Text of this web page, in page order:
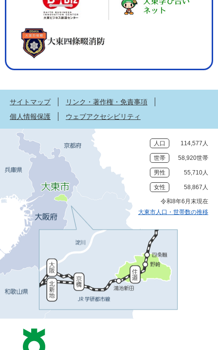
サイトマップ
リンク・著作権・免責事項
個人情報保護
ウェブアクセシビリティ
人口 114,577人
世帯 58,920世帯
男性 55,710人
女性 58,867人
令和8年6月末現在
大東市人口・世帯数の推移